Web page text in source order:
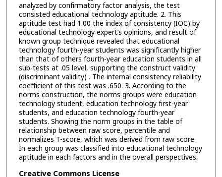
analyzed by confirmatory factor analysis, the test
consisted educational technology aptitude. 2. This
aptitude test had 1.00 the index of consistency (IOC) by
educational technology expert’s opinions, and result of
known group technique revealed that educational
technology fourth-year students was significantly higher
than that of others fourth-year education students in all
sub-tests at .05 level, supporting the construct validity
(discriminant validity) . The internal consistency reliability
coefficient of this test was .650. 3. According to the
norms construction, the norms groups were education
technology student, education technology first-year
students, and education technology fourth-year
students. Showing the norm groups in the table of
relationship between raw score, percentile and
normalizes T-score, which was derived from raw score.
In each group was classified into educational technology
aptitude in each factors and in the overall perspectives.
Creative Commons License